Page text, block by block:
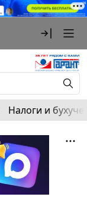
Налоги и